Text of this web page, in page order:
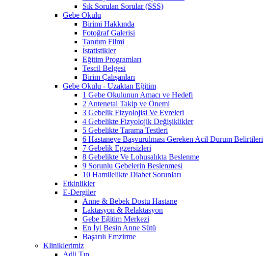
Sık Sorulan Sorular (SSS)
Gebe Okulu
Birimi Hakkında
Fotoğraf Galerisi
Tanıtım Filmi
İstatistikler
Eğitim Programları
Tescil Belgesi
Birim Çalışanları
Gebe Okulu - Uzaktan Eğitim
1 Gebe Okulunun Amacı ve Hedefi
2 Antenetal Takip ve Önemi
3 Gebelik Fizyolojisi Ve Evreleri
4 Gebelikte Fizyolojik Değişiklikler
5 Gebelikte Tarama Testleri
6 Hastaneye Başvurulması Gereken Acil Durum Belirtileri
7 Gebelik Egzersizleri
8 Gebelikte Ve Lohusalıkta Beslenme
9 Sorunlu Gebelerin Beslenmesi
10 Hamilelikte Diabet Sorunları
Etkinlikler
E-Dergiler
Anne & Bebek Dostu Hastane
Laktasyon & Relaktasyon
Gebe Eğitim Merkezi
En İyi Besin Anne Sütü
Başarılı Emzirme
Kliniklerimiz
Adli Tıp